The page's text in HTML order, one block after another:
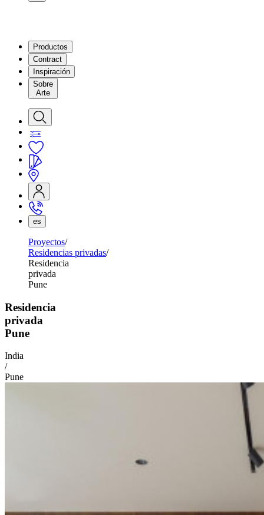
Productos
Contract
Inspiración
Sobre
Arte
es
Proyectos
Residencias privadas
Residencia
privada
Pune
Residencia
privada
Pune
India
/
Pune